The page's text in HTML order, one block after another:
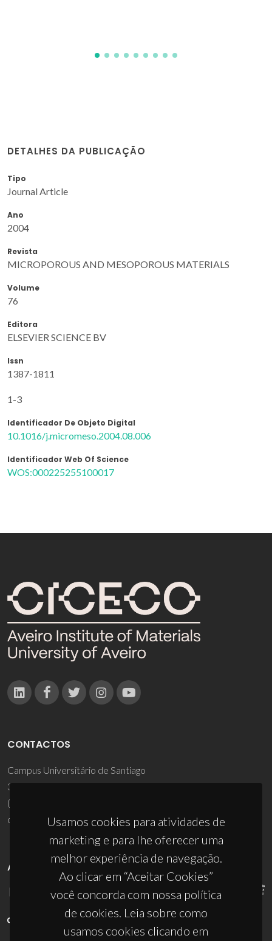
DETALHES DA PUBLICAÇÃO
Tipo
Journal Article
Ano
2004
Revista
MICROPOROUS AND MESOPOROUS MATERIALS
Volume
76
Editora
ELSEVIER SCIENCE BV
Issn
1387-1811
1-3
Identificador De Objeto Digital
10.1016/j.micromeso.2004.08.006
Identificador Web Of Science
WOS:000225255100017
Usamos cookies para atividades de
marketing e para lhe oferecer uma
melhor experiência de navegação.
Ao clicar em “Aceitar Cookies”
você concorda com nossa política
de cookies. Leia sobre como
usamos cookies clicando em
CONTACTOS
Campus Universitário de Santiago
3810-193 Aveiro - Portugal
(+351) 234 370 200
ciceco@ua.pt
APOIOS